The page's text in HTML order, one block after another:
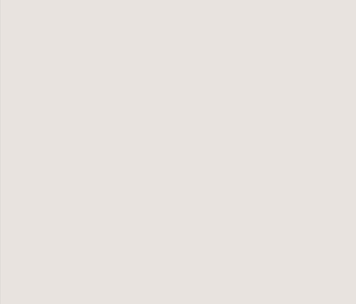
DETAILS ANZEIGEN